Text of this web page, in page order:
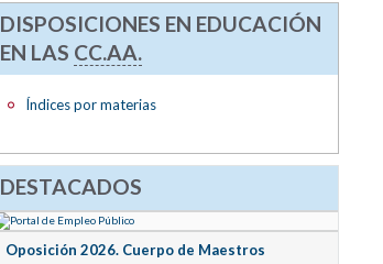
DISPOSICIONES EN EDUCACIÓN
EN LAS CC.AA.
Índices por materias
DESTACADOS
Oposición 2026. Cuerpo de Maestros